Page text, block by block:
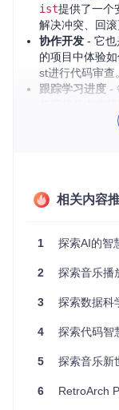
ist提供了一个
解决冲突、回滚
协作开发 - 它也
的项目中体验
st进行代码审查。
跟踪学习进度 -
互动性强- 你可
社区支持
- 这
的帮助，共同
适应性强- 不论
总的来说，git-
的实践工具，它
合，帮助你在掌
入，开启你的
相关内容
1 探索AI的智慧
2 探索音乐播
3 探索数据科
4 探索代码智
5 探索音乐新
6 RetroArch